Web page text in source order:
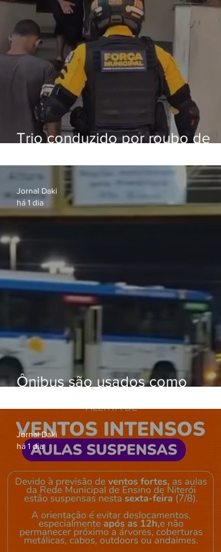
Trio conduzido por roubo de
passagens
Ônibus são usados como
Gardênia Azul
Jornal Daki
há 1 dia
Jornal Daki
há 1 dia